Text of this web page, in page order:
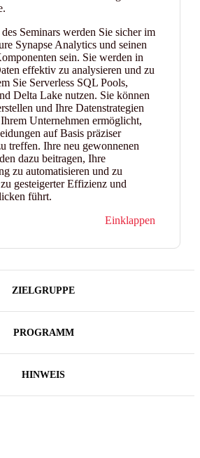
Seminars werden Sie sicher im
Synapse Analytics und seinen
sein. Sie werden in
effektiv zu analysieren und zu
Sie Serverless SQL Pools,
Delta Lake nutzen. Sie können
und Ihre Datenstrategien
Unternehmen ermöglicht,
auf Basis präziser
treffen. Ihre neu gewonnenen
dazu beitragen, Ihre
zu automatisieren und zu
gesteigerter Effizienz und
führt.
Einklappen
ZIELGRUPPE
PROGRAMM
HINWEIS